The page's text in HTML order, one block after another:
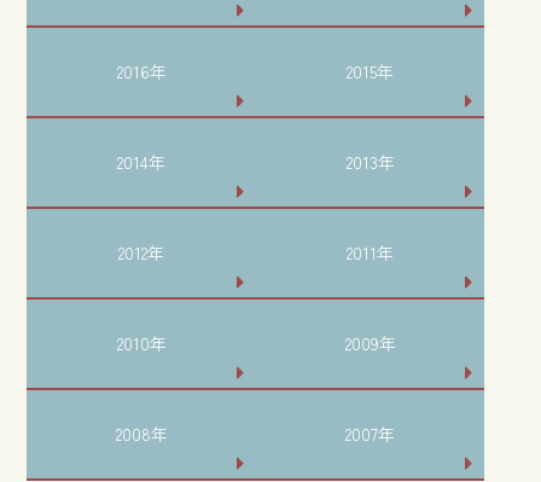
2016年 2015年
2014年 2013年
2012年 2011年
2010年 2009年
2008年 2007年